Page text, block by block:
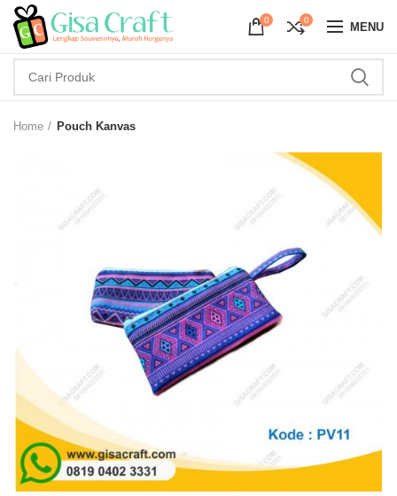
0 0 MENU
Home Pouch Kanvas